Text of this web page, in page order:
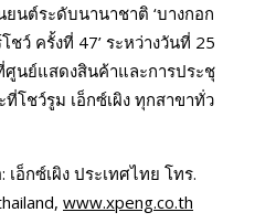
ยนต์ระดับนานาชาติ ‘บางกอก
ว์ ครั้งที่ 47’ ระหว่างวันที่ 25
นย์แสดงสินค้าและการประชุ
โชว์รูม เอ็กซ์เผิง ทุกสาขาทั่ว
อ็กซ์เผิง ประเทศไทย โทร.
www.xpeng.co.th